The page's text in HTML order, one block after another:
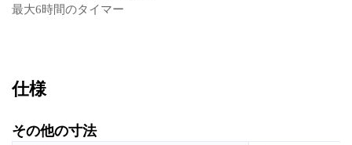
最大6時間のタイマー
仕様
その他の寸法